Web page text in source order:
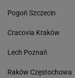
Pogoń Szczecin
Cracovia Kraków
Lech Poznań
Raków Częstochowa